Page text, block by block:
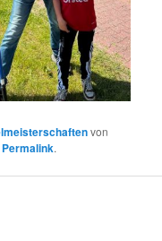
von
Permalink.